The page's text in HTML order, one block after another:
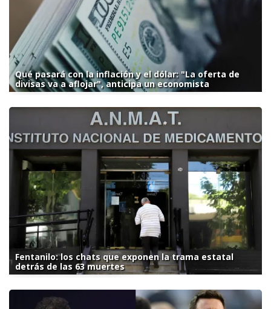
Qué pasará con la inflación y el dólar: "La oferta de
divisas va a aflojar", anticipa un economista
Fentanilo: los chats que exponen la trama estatal
detrás de las 63 muertes